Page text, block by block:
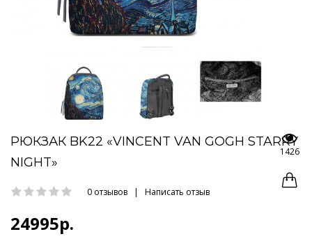
РЮКЗАК BK22 «VINCENT VAN GOGH STARRY
NIGHT»
0 отзывов | Написать отзыв
24995р.
1426